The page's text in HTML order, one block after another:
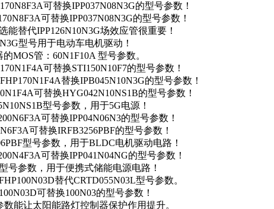
可替换IPP037N08N3G的型号参数！
可替换IPP037N08N3G的型号参数！
能替代IPP126N10N3G场效应管很重要！
型号用于电动车电机驱动！
MOS管：60N1F10A 型号参数。
可替换STI150N10F7的型号参数！
替换IPB045N10N3G的型号参数！
可替换HYG042N10NS1B的型号参数！
型号参数，用于5G电源！
可替换IPP04N06N3的型号参数！
可替换IRFB3256PBF的型号参数！
型号参数，用于BLDC电机驱动电路！
可替换IPP041N04NG的型号参数！
号参数，用于便携式储能电源电路！
替代CRTD055N03L型号参数。
可替换100N03的型号参数！
能让太阳能路灯控制器保护作用提升。